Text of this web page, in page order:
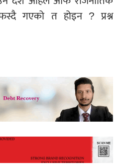
गएको त होइन ? प्रश्न